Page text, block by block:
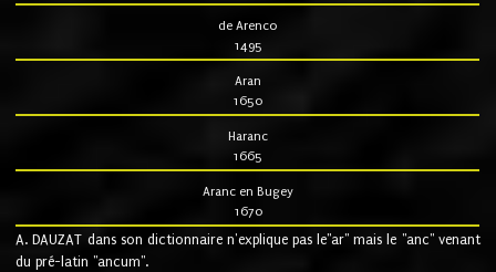
de Arenco
1495
Aran
1650
Haranc
1665
Aranc en Bugey
1670
A. DAUZAT dans son dictionnaire n'explique pas le"ar" mais le "anc" venant
du pré-latin "ancum".